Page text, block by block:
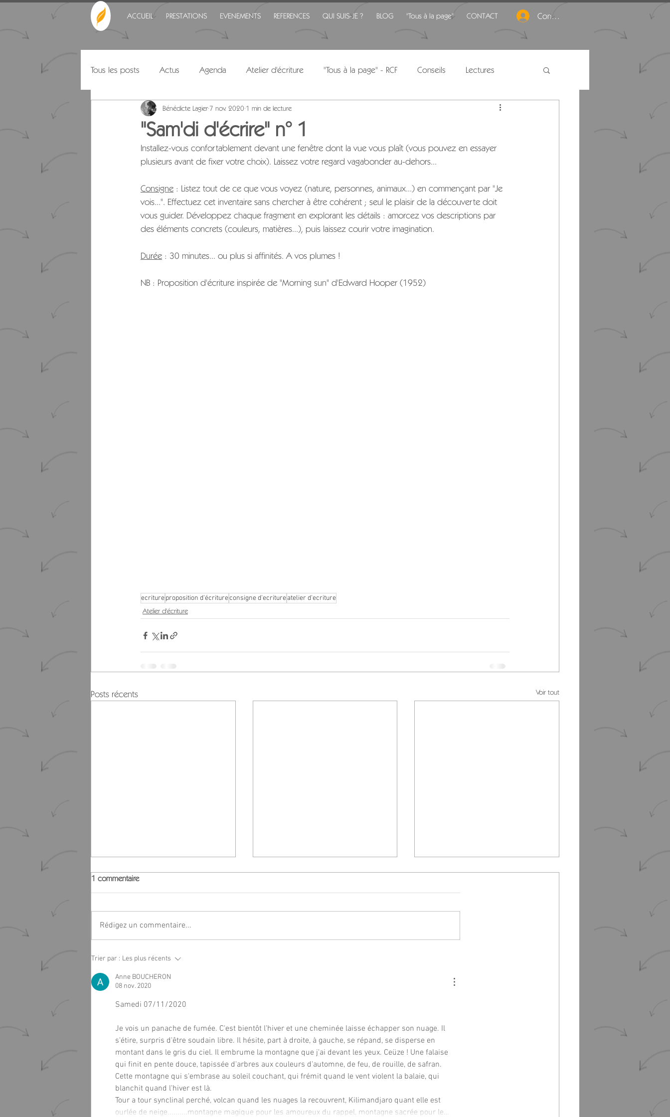
ACCUEIL PRESTATIONS EVENEMENTS REFERENCES QUI SUIS-JE ? BLOG "Tous à la page" CONTACT Connexion
Tous les posts Actus Agenda Atelier d'écriture "Tous à la page" - RCF Conseils Lectures
"Sam'di d'écrire" n° 1
Bénédicte Lagier 7 nov. 2020 1 min de lecture
Installez-vous confortablement devant une fenêtre dont la vue vous plaît (vous pouvez en essayer
plusieurs avant de fixer votre choix). Laissez votre regard vagabonder au-dehors...
Consigne : Listez tout de ce que vous voyez (nature, personnes, animaux...) en commençant par "Je
vois...". Effectuez cet inventaire sans chercher à être cohérent ; seul le plaisir de la découverte doit
vous guider. Développez chaque fragment en explorant les détails : amorcez vos descriptions par
des éléments concrets (couleurs, matières...), puis laissez courir votre imagination.
Durée : 30 minutes... ou plus si affinités. A vos plumes !
NB : Proposition d'écriture inspirée de "Morning sun" d'Edward Hooper (1952)
ecritureproposition d'écritureconsigne d'ecritureatelier d'ecriture
Atelier d'écriture
Posts récents Voir tout
Atelier d'écriture "Ecrire dans
tous les sens"
1 commentaire
Rédigez un commentaire...
Trier par : Les plus récents
Anne BOUCHERON
08 nov. 2020
Samedi 07/11/2020
Je vois un panache de fumée. C'est bientôt l'hiver et une cheminée laisse échapper son nuage. Il
s'étire, surpris d'être soudain libre. Il hésite, part à droite, à gauche, se répand, se disperse en
montant dans le gris du ciel. Il embrume la montagne que j'ai devant les yeux. Ceüze ! Une falaise
qui finit en pente douce, tapissée d'arbres aux couleurs d'automne, de feu, de rouille, de safran.
Cette montagne qui s'embrase au soleil couchant, qui frémit quand le vent violent la balaie, qui
blanchit quand l'hiver est là.
Tour a tour synclinal perché, volcan quand les nuages la recouvrent, Kilimandjaro quant elle est
ourlée de neige..........montagne magique pour les amoureux du rappel, montagne sacrée pour le…